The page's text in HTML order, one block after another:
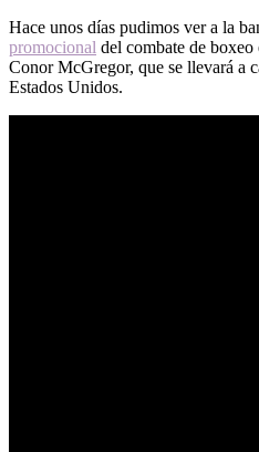
Hace unos días pudimos ver a la
promocional del combate de
Conor McGregor, que se llevará a
Estados Unidos.